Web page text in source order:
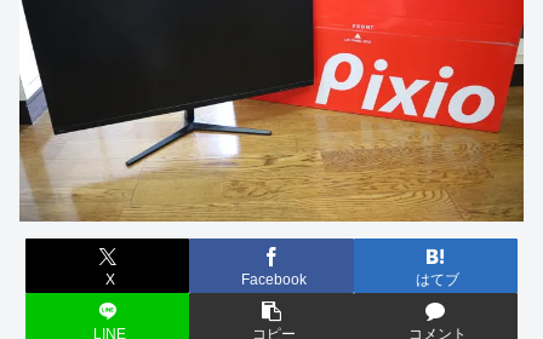
X Facebook はてブ
LINE コピー コメント